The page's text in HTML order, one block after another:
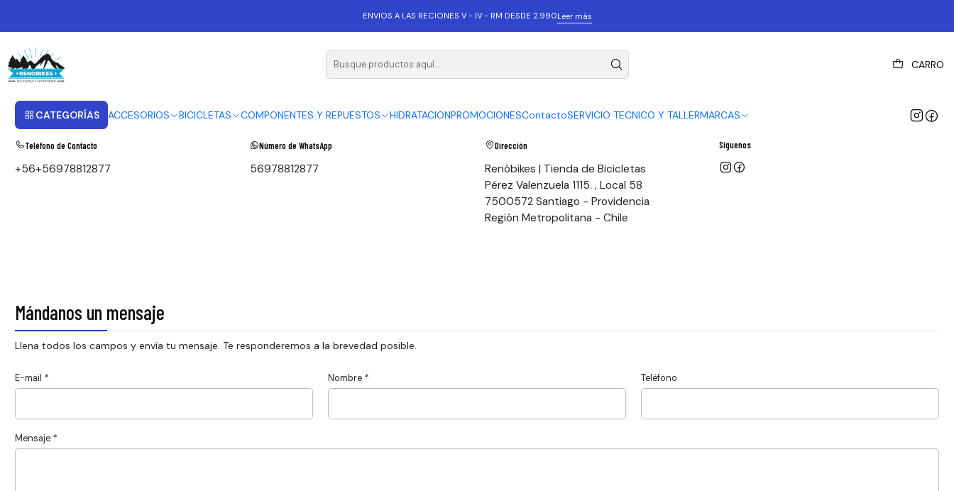
CARRO
CATEGORÍAS ACCESORIOS BICICLETAS COMPONENTES Y REPUESTOS HIDRATACIONPROMOCIONESContactoSERVICIO TECNICO Y TALLERMARCAS
ENVIOS A LAS RECIONES V - IV - RM DESDE 2.990Leer más
Contáctanos
Aquí puedes encontrar todos los canales disponibles mediante los cuales nos puedes contactar.
Teléfono de Contacto
+56+56978812877
Número de WhatsApp
56978812877
Dirección
Renóbikes | Tienda de Bicicletas
Pérez Valenzuela 1115. , Local 58
7500572 Santiago - Providencia
Región Metropolitana - Chile
Síguenos
Mándanos un mensaje
Llena todos los campos y envía tu mensaje. Te responderemos a la brevedad posible.
E-mail * Nombre * Teléfono
Mensaje *